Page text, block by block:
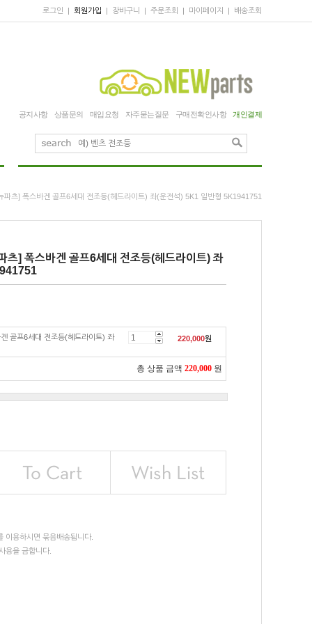
로그인 | 회원가입 | 장바구니 | 주문조회 | 마이페이지 | 배송조회
공지사항 상품문의 매입요청 자주묻는질문 구매전확인사항 개인결제
파츠] 폭스바겐 골프6세대 전조등(헤드라이트) 좌(운전석) 5K1 일반형 5K1941751
츠] 폭스바겐 골프6세대 전조등(헤드라이트) 좌
골프6세대 전조등(헤드라이트) 좌 220,000원
총 상품 금액 220,000 원
이용하시면 묶음배송됩니다.
용을 금합니다.